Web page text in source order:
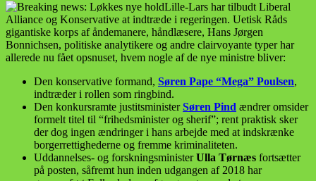
Lille-Lars har tilbudt Liberal
Alliance og Konservative at indtræde i regeringen. Uetisk Råds
gigantiske korps af åndemanere, håndlæsere, Hans Jørgen
Bonnichsen, politiske analytikere og andre clairvoyante typer har
allerede nu fået opsnuset, hvem nogle af de nye ministre bliver:
Den konservative formand, Søren Pape “Mega” Poulsen,
indtræder i rollen som ringbind.
Den konkursramte justitsministerSøren Pind ændrer omsider
formelt titel til “frihedsminister og sherif”; rent praktisk sker
der dog ingen ændringer i hans arbejde med at indskrænke
borgerrettighederne og fremme kriminaliteten.
Uddannelses- og forskningsministerUlla Tørnæs fortsætter
på posten, såfremt hun inden udgangen af 2018 har